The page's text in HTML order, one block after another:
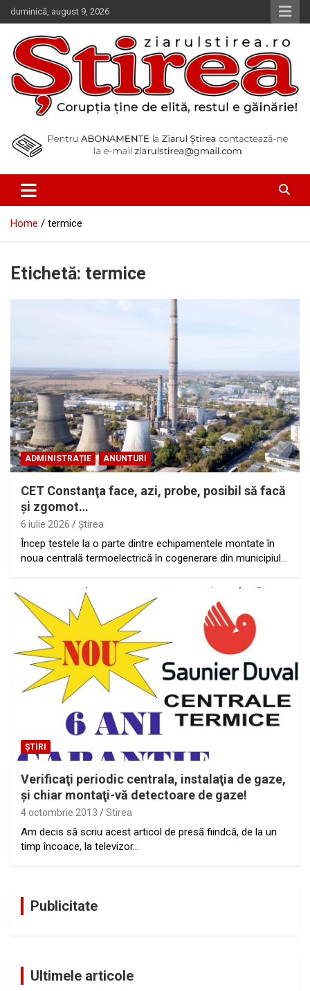
Skip
to
content
duminică, august 9, 2026
Ziarul Știrea
Home termice
Etichetă: termice
ADMINISTRAȚIE ANUNTURI
CET Constanţa face, azi, probe, posibil să facă
şi zgomot…
6 iulie 2026 Ştirea
Încep testele la o parte dintre echipamentele montate în
noua centrală termoelectrică în cogenerare din municipiul…
ȘTIRI
Verificaţi periodic centrala, instalaţia de gaze,
şi chiar montaţi-vă detectoare de gaze!
4 octombrie 2013 Stirea
Am decis să scriu acest articol de presă fiindcă, de la un
timp încoace, la televizor…
Publicitate
Ultimele articole